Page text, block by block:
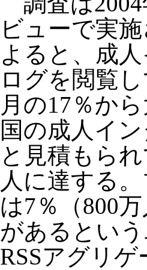
ビューで実
よると、成
ログを閲覧
月の17％か
国の成人イ
と見積もら
人に達する
は7％（800
があるとい
RSSアグリ